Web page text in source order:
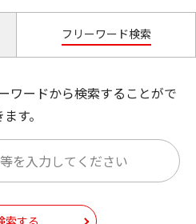
フリーワード検索
ワードから検索することがで
ます。
索する